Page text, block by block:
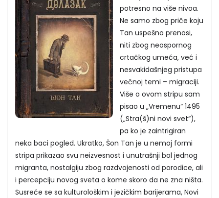
potresno na više nivoa.
Ne samo zbog priče koju
Tan uspešno prenosi,
niti zbog neospornog
crtačkog umeća, već i
nesvakidašnjeg pristupa
večnoj temi – migraciji.
Više o ovom stripu sam
pisao u „Vremenu“ 1495
(„Stra(š)ni novi svet“),
pa ko je zaintrigiran
neka baci pogled. Ukratko, Šon Tan je u nemoj formi
stripa prikazao svu neizvesnost i unutrašnji bol jednog
migranta, nostalgiju zbog razdvojenosti od porodice, ali
i percepciju novog sveta o kome skoro da ne zna ništa.
Susreće se sa kulturološkim i jezičkim barijerama, Novi